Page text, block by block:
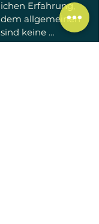
Erfahrung,
allgemeinen
keine